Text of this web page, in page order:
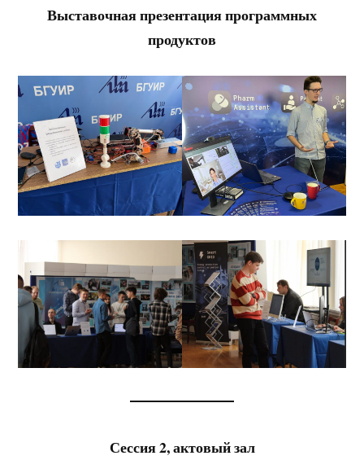
Выставочная презентация программных
продуктов
Сессия 2, актовый зал